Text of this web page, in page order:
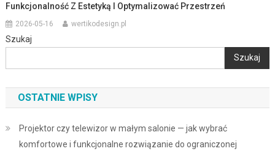
Funkcjonalność Z Estetyką I Optymalizować Przestrzeń
2026-05-16 wertikodesign.pl
Szukaj
Szukaj
OSTATNIE WPISY
Projektor czy telewizor w małym salonie — jak wybrać
komfortowe i funkcjonalne rozwiązanie do ograniczonej